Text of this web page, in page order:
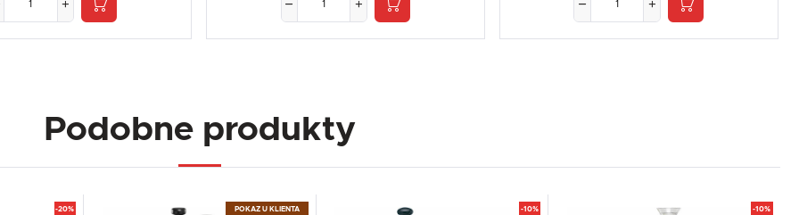
Podobne produkty
-20% POKAZ U KLIENTA -10% -10%